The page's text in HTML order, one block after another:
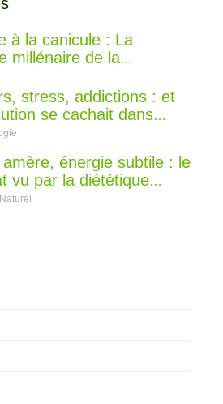
à la canicule : La
millénaire de la
stress, addictions : et
se cachait dans
?
énergie subtile : le
vu par la diététique